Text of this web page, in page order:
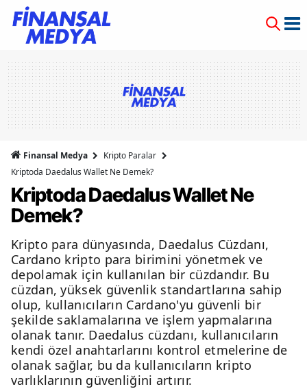
Finansal Medya
Kripto Paralar
Kriptoda Daedalus Wallet Ne Demek?
Kriptoda Daedalus Wallet Ne
Demek?
Kripto para dünyasında, Daedalus Cüzdanı,
Cardano kripto para birimini yönetmek ve
depolamak için kullanılan bir cüzdandır. Bu
cüzdan, yüksek güvenlik standartlarına sahip
olup, kullanıcıların Cardano'yu güvenli bir
şekilde saklamalarına ve işlem yapmalarına
olanak tanır. Daedalus cüzdanı, kullanıcıların
kendi özel anahtarlarını kontrol etmelerine de
olanak sağlar, bu da kullanıcıların kripto
varlıklarının güvenliğini artırır.